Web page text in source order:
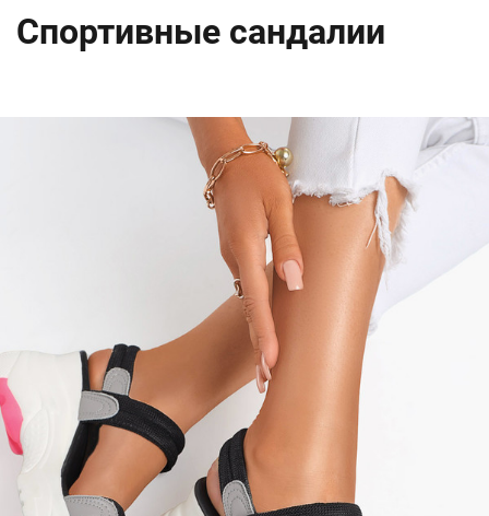
Спортивные сандалии